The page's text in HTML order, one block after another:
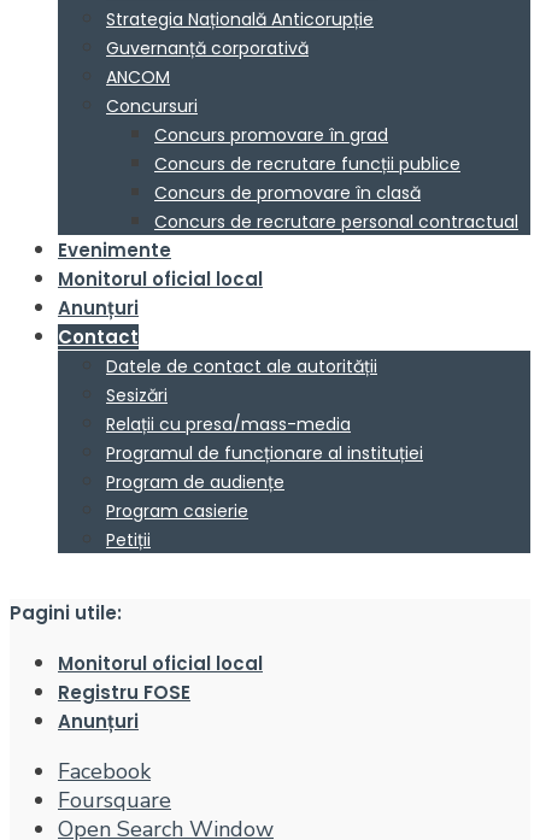
Strategia Națională Anticorupție
Guvernanță corporativă
ANCOM
Concursuri
Concurs promovare în grad
Concurs de recrutare funcții publice
Concurs de promovare în clasă
Concurs de recrutare personal contractual
Evenimente
Monitorul oficial local
Anunțuri
Contact
Datele de contact ale autorității
Sesizări
Relații cu presa/mass-media
Programul de funcționare al instituției
Program de audiențe
Program casierie
Petiții
Pagini utile:
Monitorul oficial local
Registru FOSE
Anunțuri
Facebook
Foursquare
Open Search Window